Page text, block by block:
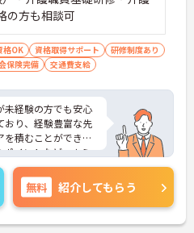
の方も相談可
格OK 資格取得サポート
研修制度あり
保険完備 交通費支給
未経験の方でも安心
おり、経験豊富な先
積むことができま
イントなど、さら
軽にご相談くださ
無料 紹介してもらう